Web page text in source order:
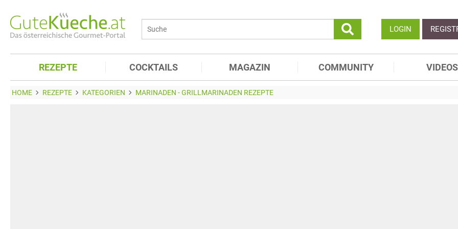
LOGIN
REZEPTE COCKTAILS MAGAZIN COMMUNITY VIDEOS
HOME REZEPTE KATEGORIEN MARINADEN - GRILLMARINADEN REZEPTE